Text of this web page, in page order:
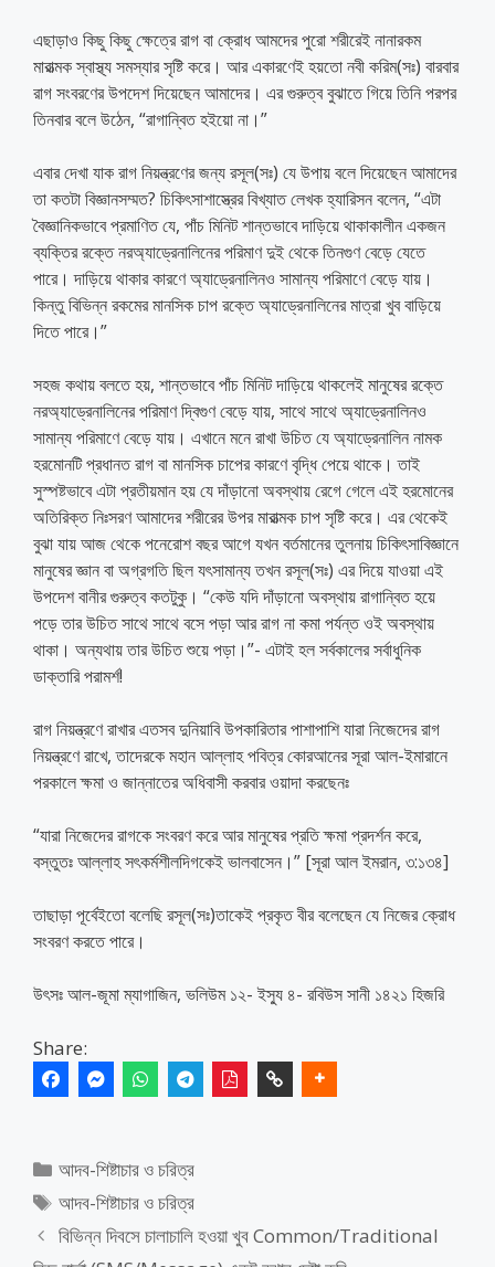
এছাড়াও কিছু কিছু ক্ষেত্রে রাগ বা ক্রোধ আমদের পুরো শরীরেই নানারকম
মারাত্মক স্বাস্থ্য সমস্যার সৃষ্টি করে। আর একারণেই হয়তো নবী করিম(সঃ) বারবার
রাগ সংবরণের উপদেশ দিয়েছেন আমাদের। এর গুরুত্ব বুঝাতে গিয়ে তিনি পরপর
তিনবার বলে উঠেন, “রাগান্বিত হইয়ো না।”
এবার দেখা যাক রাগ নিয়ন্ত্রণের জন্য রসূল(সঃ) যে উপায় বলে দিয়েছেন আমাদের
তা কতটা বিজ্ঞানসম্মত? চিকিৎসাশাস্ত্রের বিখ্যাত লেখক হ্যারিসন বলেন, “এটা
বৈজ্ঞানিকভাবে প্রমাণিত যে, পাঁচ মিনিট শান্তভাবে দাড়িয়ে থাকাকালীন একজন
ব্যক্তির রক্তে নরঅ্যাড্রেনালিনের পরিমাণ দুই থেকে তিনগুণ বেড়ে যেতে
পারে। দাড়িয়ে থাকার কারণে অ্যাড্রেনালিনও সামান্য পরিমাণে বেড়ে যায়।
কিন্তু বিভিন্ন রকমের মানসিক চাপ রক্তে অ্যাড্রেনালিনের মাত্রা খুব বাড়িয়ে
দিতে পারে।”
সহজ কথায় বলতে হয়, শান্তভাবে পাঁচ মিনিট দাড়িয়ে থাকলেই মানুষের রক্তে
নরঅ্যাড্রেনালিনের পরিমাণ দ্বিগুণ বেড়ে যায়, সাথে সাথে অ্যাড্রেনালিনও
সামান্য পরিমাণে বেড়ে যায়। এখানে মনে রাখা উচিত যে অ্যাড্রেনালিন নামক
হরমোনটি প্রধানত রাগ বা মানসিক চাপের কারণে বৃদ্ধি পেয়ে থাকে। তাই
সুস্পষ্টভাবে এটা প্রতীয়মান হয় যে দাঁড়ানো অবস্থায় রেগে গেলে এই হরমোনের
অতিরিক্ত নিঃসরণ আমাদের শরীরের উপর মারাত্মক চাপ সৃষ্টি করে। এর থেকেই
বুঝা যায় আজ থেকে পনেরোশ বছর আগে যখন বর্তমানের তুলনায় চিকিৎসাবিজ্ঞানে
মানুষের জ্ঞান বা অগ্রগতি ছিল যৎসামান্য তখন রসূল(সঃ) এর দিয়ে যাওয়া এই
উপদেশ বানীর গুরুত্ব কতটুকু। “কেউ যদি দাঁড়ানো অবস্থায় রাগান্বিত হয়ে
পড়ে তার উচিত সাথে সাথে বসে পড়া আর রাগ না কমা পর্যন্ত ওই অবস্থায়
থাকা। অন্যথায় তার উচিত শুয়ে পড়া।”- এটাই হল সর্বকালের সর্বাধুনিক
ডাক্তারি পরামর্শ!
রাগ নিয়ন্ত্রণে রাখার এতসব দুনিয়াবি উপকারিতার পাশাপাশি যারা নিজেদের রাগ
নিয়ন্ত্রণে রাখে, তাদেরকে মহান আল্লাহ পবিত্র কোরআনের সূরা আল-ইমারানে
পরকালে ক্ষমা ও জান্নাতের অধিবাসী করবার ওয়াদা করছেনঃ
“যারা নিজেদের রাগকে সংবরণ করে আর মানুষের প্রতি ক্ষমা প্রদর্শন করে,
বস্তুতঃ আল্লাহ সৎকর্মশীলদিগকেই ভালবাসেন।” [সূরা আল ইমরান, ৩:১৩৪]
তাছাড়া পূর্বেইতো বলেছি রসূল(সঃ)তাকেই প্রকৃত বীর বলেছেন যে নিজের ক্রোধ
সংবরণ করতে পারে।
উৎসঃ আল-জূমা ম্যাগাজিন, ভলিউম ১২- ইস্যু ৪- রবিউস সানী ১৪২১ হিজরি
Share:
Categories
আদব-শিষ্টাচার ও চরিত্র
Tags
আদব-শিষ্টাচার ও চরিত্র
বিভিন্ন দিবসে চালাচালি হওয়া খুব Common/Traditional